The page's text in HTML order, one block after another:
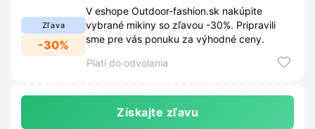
Zľava
-30%
V eshope Outdoor-fashion.sk nakúpite
vybrané mikiny so zľavou -30%. Pripravili
sme pre vás ponuku za výhodné ceny.
Platí do odvolania
Získajte zľavu